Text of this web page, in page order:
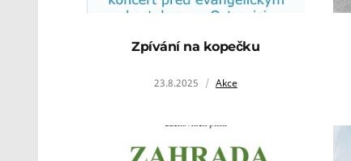
Zpívání na kopečku
23.8.2025 Akce